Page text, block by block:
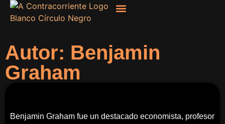
Autor: Benjamin
Graham
Benjamin Graham fue un destacado economista, profesor